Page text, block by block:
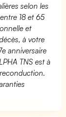
selon les
18 et 65
et
à votre
anniversaire
TNS est à